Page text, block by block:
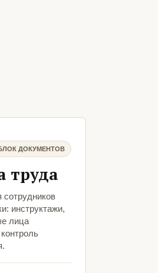
ДОКУМЕНТОВ
труда
сотрудников
инструктажи,
лица